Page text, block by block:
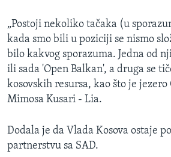
„Postoji nekoliko tačaka (u
kada smo bili u poziciji se nismo
bilo kakvog sporazuma. Jedna od
ili sada 'Open Balkan', a druga se
kosovskih resursa, kao što je jezero
Mimosa Kusari - Lia.
Dodala je da Vlada Kosova ostaje
partnerstvu sa SAD.